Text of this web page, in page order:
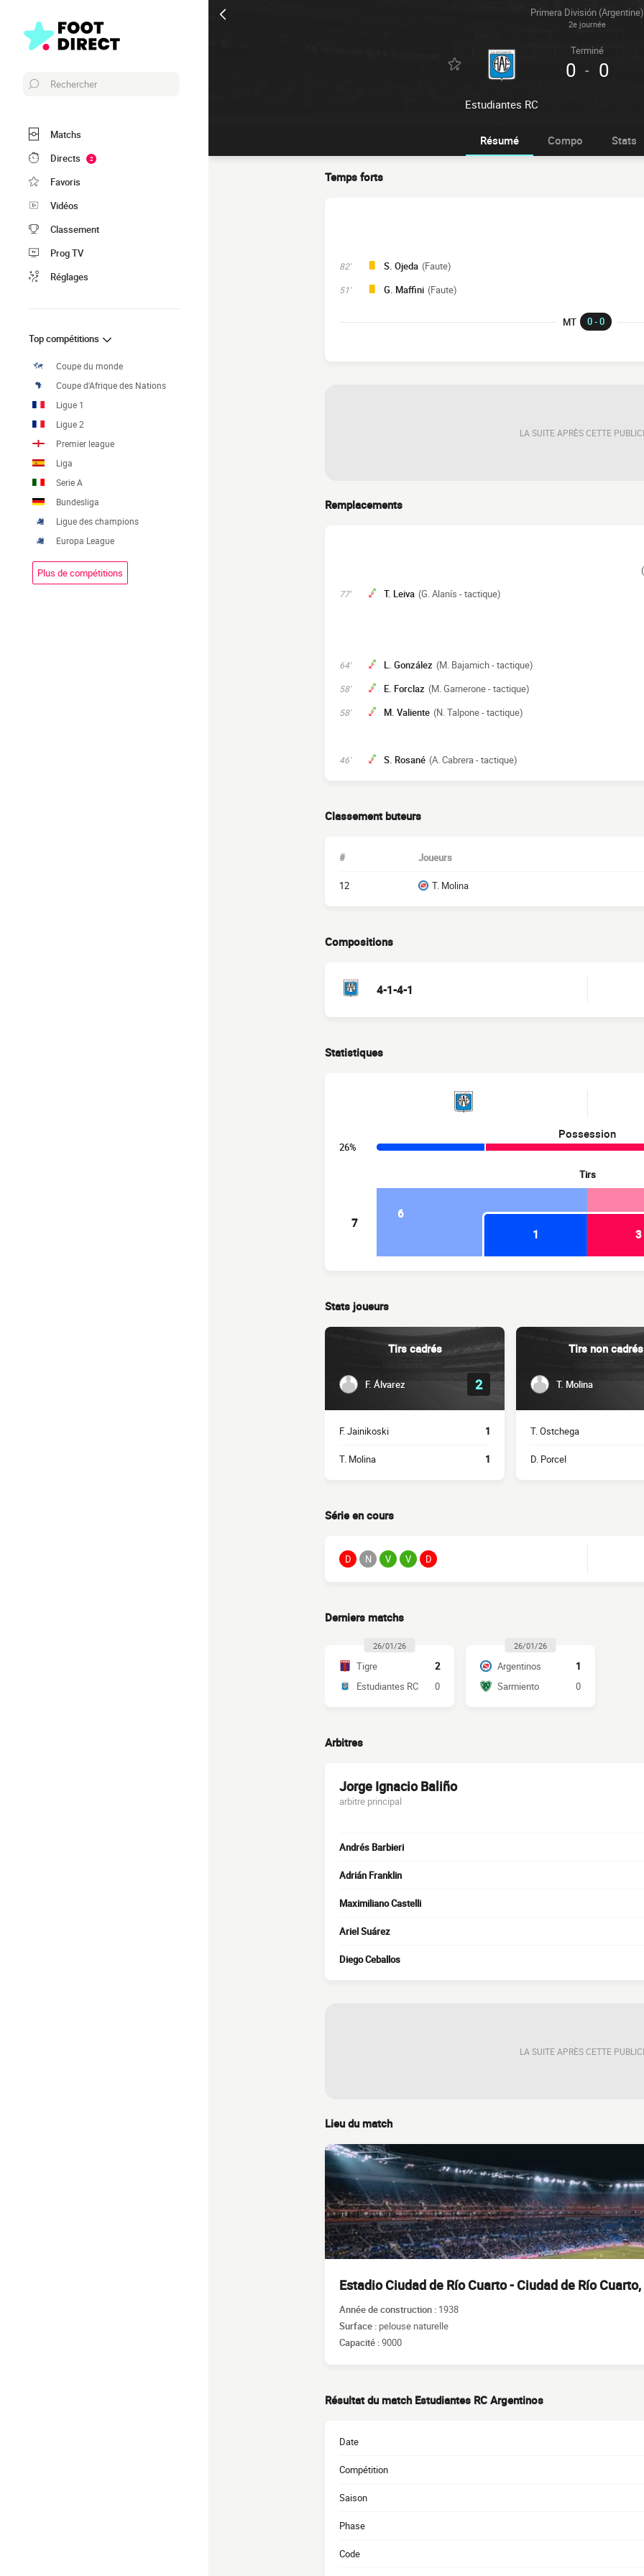
Primera División (Argentine)
2e journée
Estudiantes RC
Terminé
0 - 0
Rechercher
Matchs
Directs
2
Favoris
Vidéos
Classement
Prog TV
Réglages
Top compétitions
Coupe du monde
Coupe d'Afrique des Nations
Ligue 1
Ligue 2
Premier league
Liga
Serie A
Bundesliga
Ligue des champions
Europa League
Plus de compétitions
Résumé Compo Stats
Temps forts
82' S. Ojeda (Faute)
51' G. Maffini (Faute)
MT 0 - 0
LA SUITE APRÈS CETTE
Remplacements
77' T. Leiva (G. Alanís - tactique)
64' L. González (M. Bajamich - tactique)
58' E. Forclaz (M. Garnerone - tactique)
58' M. Valiente (N. Talpone - tactique)
46' S. Rosané (A. Cabrera - tactique)
Classement buteurs
# Joueurs
12 T. Molina
Compositions
4-1-4-1
Statistiques
Possession
26%
Tirs
7
6
1
3
Stats joueurs
Tirs cadrés
F. Álvarez 2
F. Jainikoski 1
T. Molina 1
Tirs non cadrés
T. Molina
T. Ostchega
D. Porcel
Série en cours
D N V V D
Derniers matchs
26/01/26
Tigre
2
Estudiantes RC
0
26/01/26
Argentinos
1
Sarmiento
0
Arbitres
Jorge Ignacio Baliño
arbitre principal
Andrés Barbieri
Adrián Franklin
Maximiliano Castelli
Ariel Suárez
Diego Ceballos
LA SUITE APRÈS CETTE
Lieu du match
Estadio Ciudad de Río Cuarto - Ciudad de Río
Année de construction : 1938
Surface : pelouse naturelle
Capacité :9000
Résultat du match Estudiantes RC Argentinos
Date
Compétition
Saison
Phase
Code